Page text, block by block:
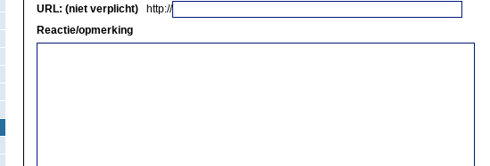
URL: (niet verplicht)
http://
Reactie/opmerking